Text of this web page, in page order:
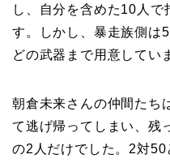
し、自分を含めた10人で
す。しかし、暴走族側は
どの武器まで用意してい
朝倉未来さんの仲間たち
て逃げ帰ってしまい、残
の2人だけでした。2対50